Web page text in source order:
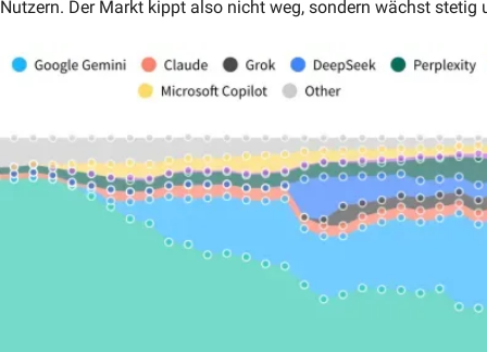
Der Markt kippt also nicht weg, sondern wächst stetig